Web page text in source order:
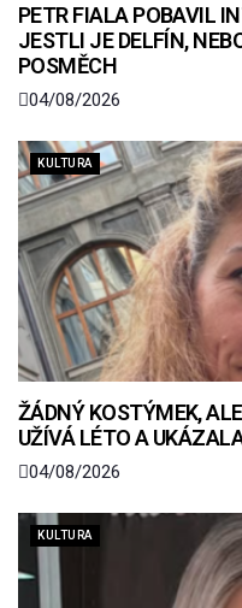
PETR FIALA POBAVIL
JESTLI JE DELFÍN,
POSMĚCH
04/08/2026
KULTURA
ŽÁDNÝ KOSTÝMEK,
UŽÍVÁ LÉTO A
04/08/2026
KULTURA